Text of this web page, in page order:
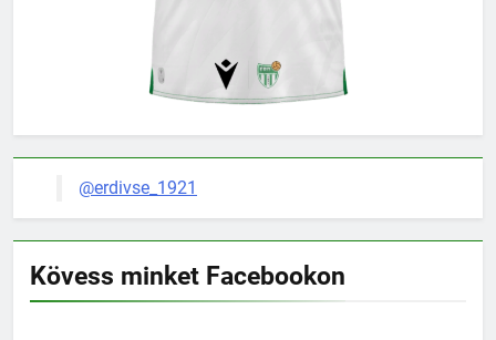
@erdivse_1921
Kövess minket Facebookon